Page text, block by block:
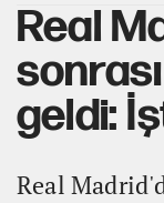
Real
geldi:
Real